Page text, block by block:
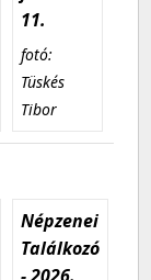
11.
fotó:
Tüskés
Tibor
Népzenei
Találkozó